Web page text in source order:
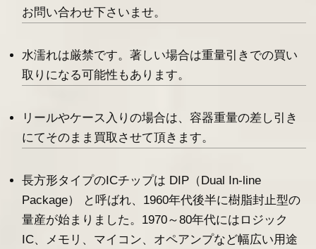
お問い合わせ下さいませ。
水濡れは厳禁です。著しい場合は重量引きでの買い
取りになる可能性もあります。
リールやケース入りの場合は、容器重量の差し引き
にてそのまま買取させて頂きます。
長方形タイプのICチップは DIP（Dual In-line
Package） と呼ばれ、1960年代後半に樹脂封止型の
量産が始まりました。1970～80年代にはロジック
IC、メモリ、マイコン、オペアンプなど幅広い用途